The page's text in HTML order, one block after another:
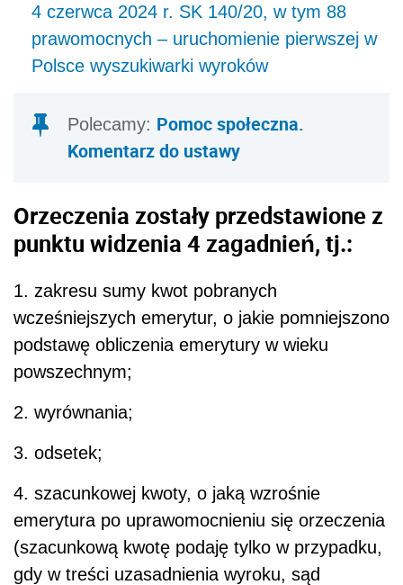
4 czerwca 2024 r. SK 140/20, w tym 88
prawomocnych – uruchomienie pierwszej w
Polsce wyszukiwarki wyroków
Polecamy: Pomoc społeczna.
Komentarz do ustawy
Orzeczenia zostały przedstawione z
punktu widzenia 4 zagadnień, tj.:
1. zakresu sumy kwot pobranych
wcześniejszych emerytur, o jakie pomniejszono
podstawę obliczenia emerytury w wieku
powszechnym;
2. wyrównania;
3. odsetek;
4. szacunkowej kwoty, o jaką wzrośnie
emerytura po uprawomocnieniu się orzeczenia
(szacunkową kwotę podaję tylko w przypadku,
gdy w treści uzasadnienia wyroku, sąd